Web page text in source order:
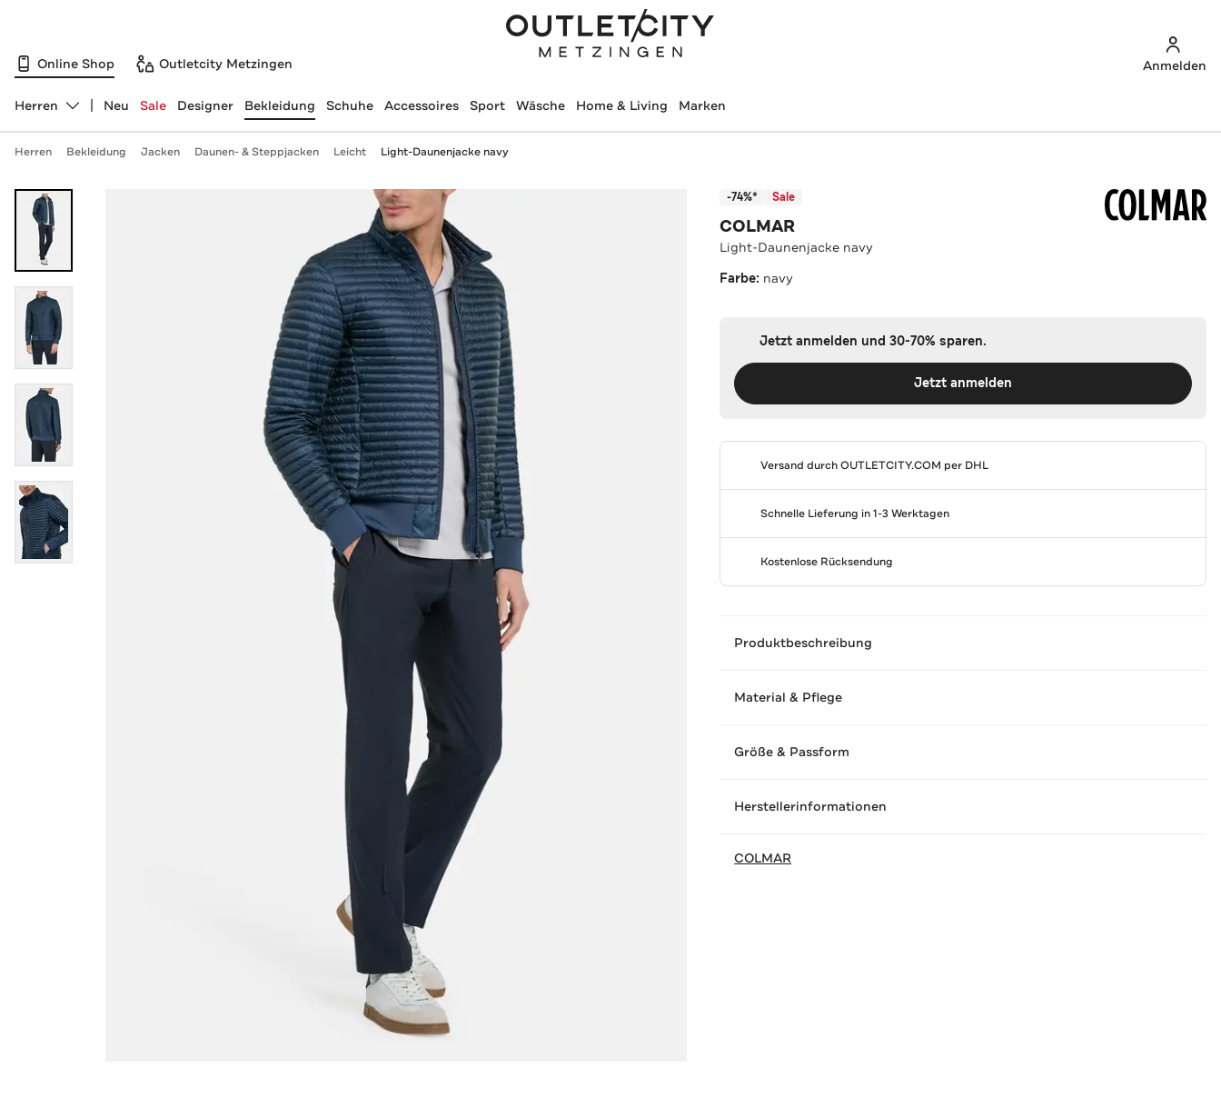
Online Shop Outletcity Metzingen Anmelden
Abteilung ändern, ausgewählt:
Herren Neu Sale Designer Bekleidung Schuhe Accessoires Sport Wäsche Home & Living Marken
Herren Bekleidung Jacken Daunen- & Steppjacken Leicht Light-Daunenjacke navy
-74%* Sale
COLMAR
Light-Daunenjacke navy
Farbe: navy
Jetzt anmelden und 30-70% sparen.
Jetzt anmelden
Versand durchOUTLETCITY.COM per DHL
Schnelle Lieferung in 1-3 Werktagen
Kostenlose Rücksendung
Produktbeschreibung
Material & Pflege
Größe & Passform
Herstellerinformationen
COLMAR